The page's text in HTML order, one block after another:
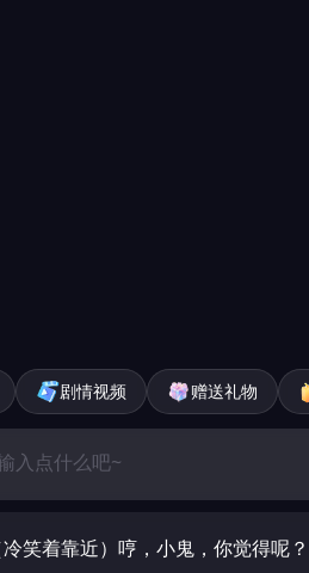
剧情视频 赠送礼物
冷笑着靠近）哼，小鬼，你觉得呢？